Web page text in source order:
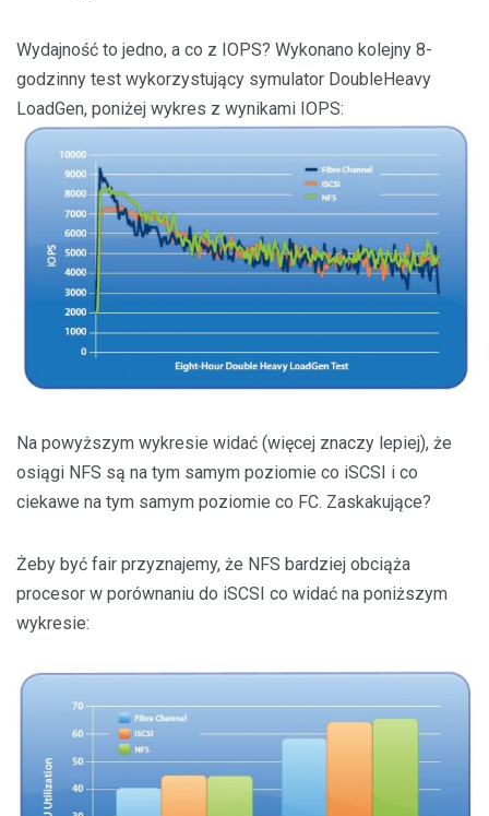
Wydajność to jedno, a co z IOPS? Wykonano kolejny 8-
godzinny test wykorzystujący symulator DoubleHeavy
LoadGen, poniżej wykres z wynikami IOPS:
Na powyższym wykresie widać (więcej znaczy lepiej), że
osiągi NFS są na tym samym poziomie co iSCSI i co
ciekawe na tym samym poziomie co FC. Zaskakujące?
Żeby być fair przyznajemy, że NFS bardziej obciąża
procesor w porównaniu do iSCSI co widać na poniższym
wykresie: